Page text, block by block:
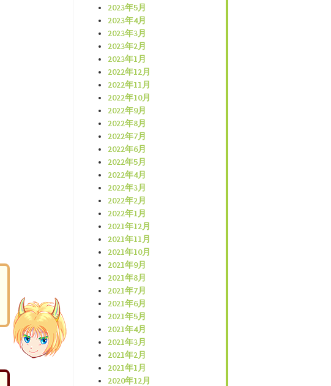
2023年5月
2023年4月
2023年3月
2023年2月
2023年1月
2022年12月
2022年11月
2022年10月
2022年9月
2022年8月
2022年7月
2022年6月
2022年5月
2022年4月
2022年3月
2022年2月
2022年1月
2021年12月
2021年11月
2021年10月
2021年9月
2021年8月
2021年7月
2021年6月
2021年5月
2021年4月
2021年3月
2021年2月
2021年1月
2020年12月